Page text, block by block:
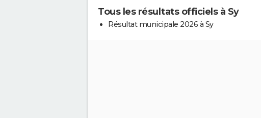
Tous les résultats officiels à Sy
Résultat municipale 2026 à Sy